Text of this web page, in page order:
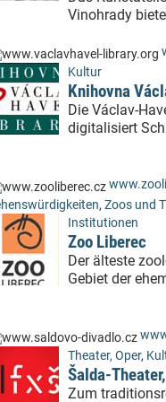
Vinohrady
Kultur
Knihovna
Die Václav-
digitalisiert
, Zoos und
Institutionen
Zoo Liberec
Der älteste
Gebiet der
Theater, Oper,
Šalda-
Zum